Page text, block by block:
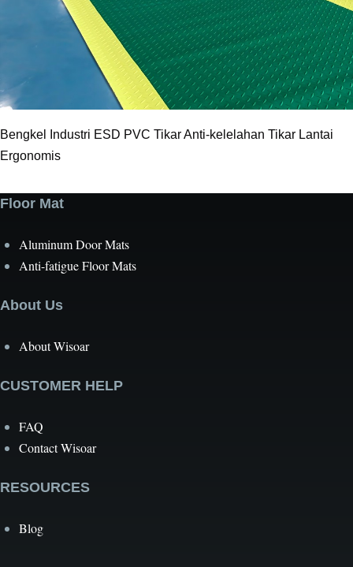
Bengkel Industri ESD PVC Tikar Anti-kelelahan Tikar Lantai
Ergonomis
Floor Mat
Aluminum Door Mats
Anti-fatigue Floor Mats
About Us
About Wisoar
CUSTOMER HELP
FAQ
Contact Wisoar
RESOURCES
Blog